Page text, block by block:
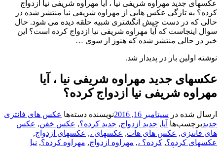
عکسهای جدید مهراوه شریفی نیا ، آیا مهراوه شریفی نیا ازدواج
کرده؟ به تازگی عکس هایی از مهراوه شریفی نیا منتشر شده در
حالی که در دست چپش انگشتری شبیه حلقه دیده می شود. حال
سوال اینجاست که آیا مهراوه شریفی نیا ازدواج کرده است؟ این
خبر در حالی منتشر شده که هنوز از سوی …
نوشته اولین بار در پدیدار شد.
عکسهای جدید مهراوه شریفی نیا ، آیا
مهراوه شریفی نیا ازدواج کرده؟
ارسال شده در سپتامبر 16, 2016 نویسنده دسته‌ها عکس های فانتزی
جدیدبرچسب‌ها آیا, جدید ازدواج, جدید کرده؟, عکس خفن, عکس
های فانتزی, عکس های هات, عکسهای ،, عکسهای ازدواج,
عکسهای کرده؟, کرده؟ ،, مهراوه ازدواج, مهراوه کرده؟, نیا